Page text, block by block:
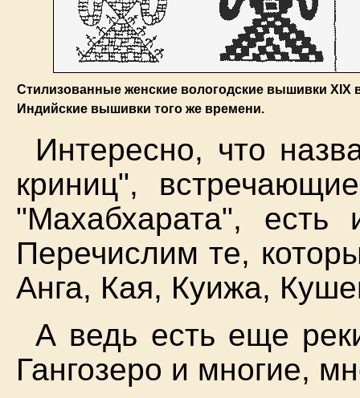
Стилизованные женские вологодские вышивки XIX
Индийские вышивки того же времени.
Интересно, что
криниц",
"Махабхарата",
Перечислим те,
Анга, Кая, Куижа,
А ведь есть еще
Гангозеро и многие,